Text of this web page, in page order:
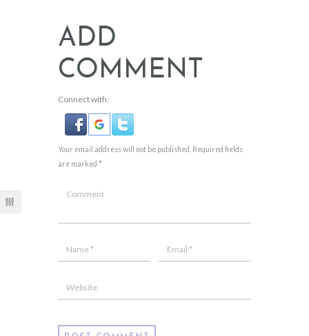
ADD
COMMENT
Connect with:
Your email address will not be published. Required fields
are marked *